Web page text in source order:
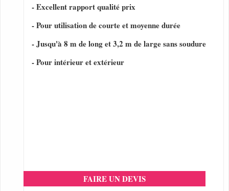
- Excellent rapport qualité prix
- Pour utilisation de courte et moyenne durée
- Jusqu'à 8 m de long et 3,2 m de large sans soudure
- Pour intérieur et extérieur
FAIRE UN DEVIS